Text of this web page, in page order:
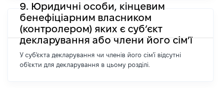
9. Юридичні особи, кінцевим
бенефіціарним власником
(контролером) яких є суб’єкт
декларування або члени його сім’ї
У суб'єкта декларування чи членів його сім'ї відсутні
об'єкти для декларування в цьому розділі.